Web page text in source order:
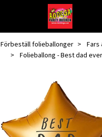
Förbeställ folieballonger
Fars
Folieballong - Best dad ever